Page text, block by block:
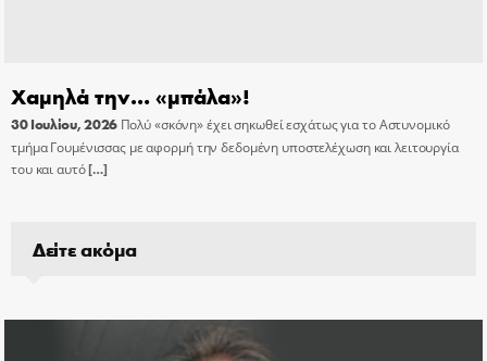
Χαμηλά την… «μπάλα»!
30 Ιουλίου, 2026 Πολύ «σκόνη» έχει σηκωθεί εσχάτως για το Αστυνομικό
τμήμα Γουμένισσας με αφορμή την δεδομένη υποστελέχωση και λειτουργία
του και αυτό[…]
Δείτε ακόμα